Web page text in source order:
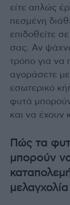
είτε απλώς
πεσμένη
επιδοθείτε
σας. Αν
τρόπο για να
αγοράσετε
εσωτερικό
φυτά
και να έχουν
Πώς τα
μπορούν
μελαγχολία